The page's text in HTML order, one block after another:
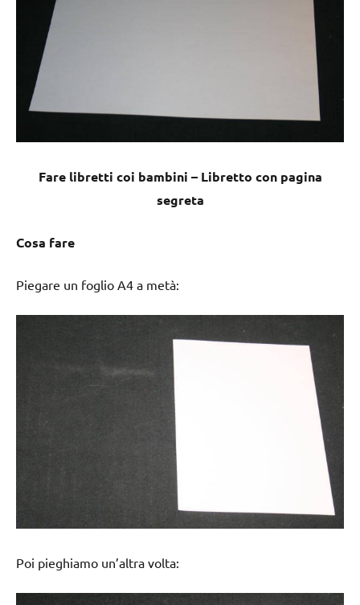
Fare libretti coi bambini – Libretto con pagina
segreta
Cosa fare
Piegare un foglio A4 a metà:
Poi pieghiamo un’altra volta: